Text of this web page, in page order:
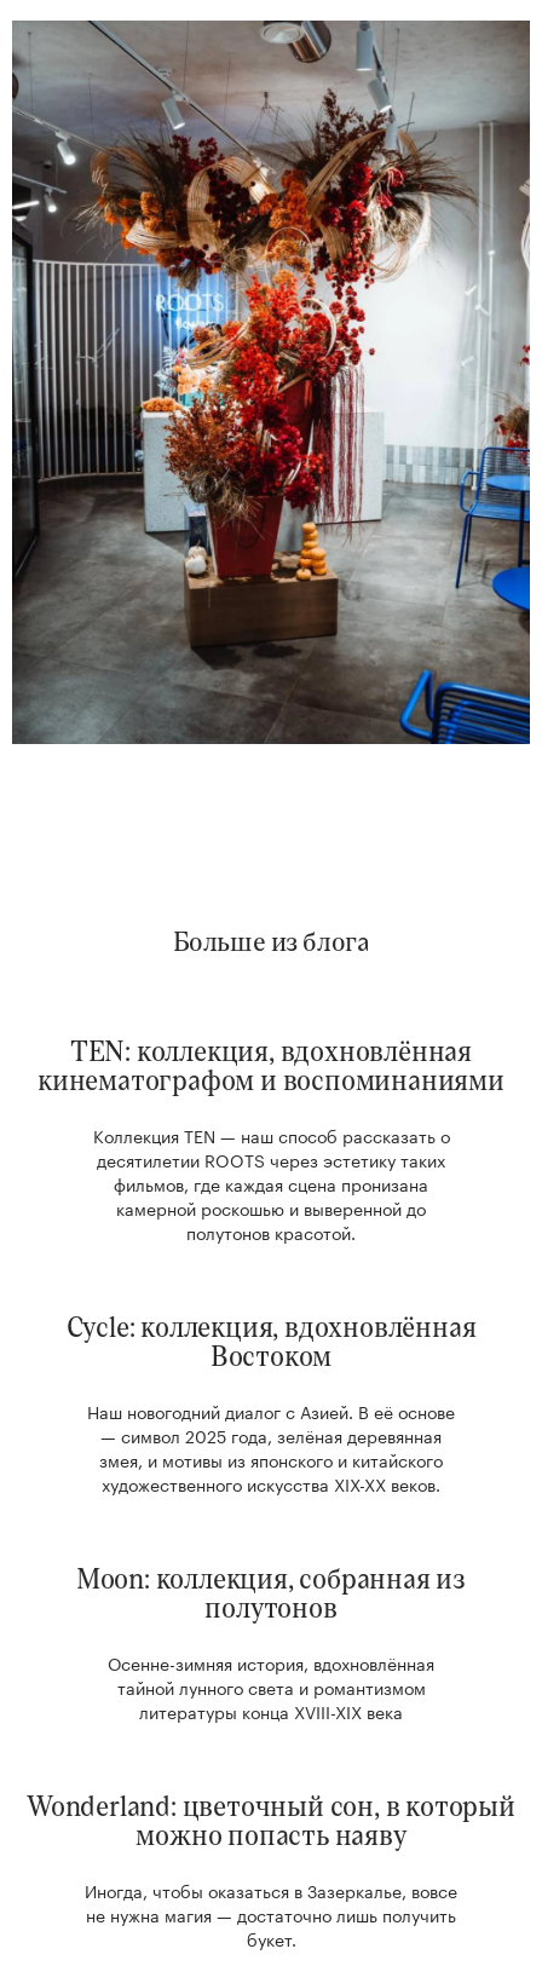
Больше из блога
TEN: коллекция, вдохновлённая
кинематографом и воспоминаниями
Коллекция TEN — наш способ рассказать о
десятилетии ROOTS через эстетику таких
фильмов, где каждая сцена пронизана
камерной роскошью и выверенной до
полутонов красотой.
Cycle: коллекция, вдохновлённая
Востоком
Наш новогодний диалог с Азией. В её основе
— символ 2025 года, зелёная деревянная
змея, и мотивы из японского и китайского
художественного искусства XIX-XX веков.
Moon: коллекция, собранная из
полутонов
Осенне-зимняя история, вдохновлённая
тайной лунного света и романтизмом
литературы конца XVIII-XIX века
Wonderland: цветочный сон, в который
можно попасть наяву
Иногда, чтобы оказаться в Зазеркалье, вовсе
не нужна магия — достаточно лишь получить
букет.